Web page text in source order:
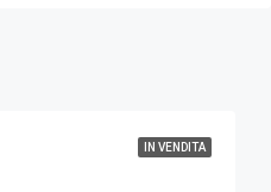
IN VENDITA